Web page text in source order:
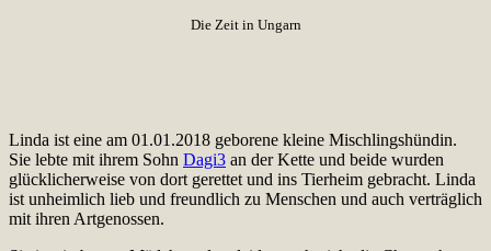
Die Zeit in Ungarn
Linda ist eine am 01.01.2018 geborene kleine Mischlingshündin.
Sie lebte mit ihrem Sohn Dagi3 an der Kette und beide wurden
glücklicherweise von dort gerettet und ins Tierheim gebracht. Linda
ist unheimlich lieb und freundlich zu Menschen und auch verträglich
mit ihren Artgenossen.